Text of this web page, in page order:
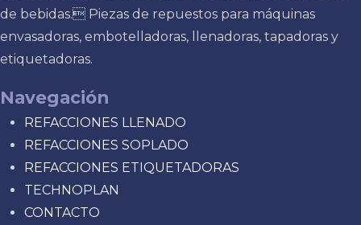
de bebidas. Piezas de repuestos para máquinas
envasadoras, embotelladoras, llenadoras, tapadoras y
etiquetadoras.
Navegación
REFACCIONES LLENADO
REFACCIONES SOPLADO
REFACCIONES ETIQUETADORAS
TECHNOPLAN
CONTACTO